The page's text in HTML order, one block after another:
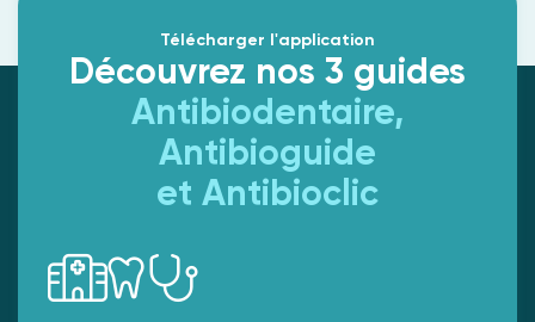
Télécharger l'application
Découvrez nos 3 guides
Antibiodentaire,
Antibioguide
et Antibioclic